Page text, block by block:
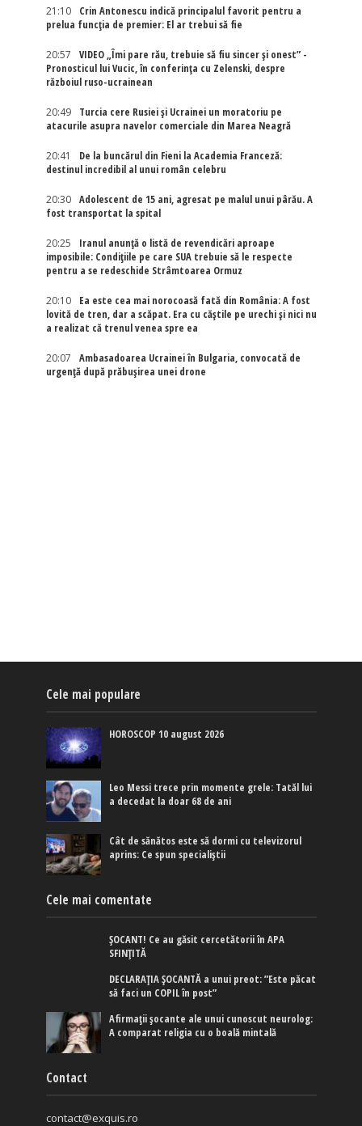
21:10
Crin Antonescu indică principalul favorit pentru a
prelua funcția de premier: El ar trebui să fie
20:57
VIDEO „Îmi pare rău, trebuie să fiu sincer și onest” -
Pronosticul lui Vucic, în conferința cu Zelenski, despre
războiul ruso-ucrainean
20:49
Turcia cere Rusiei și Ucrainei un moratoriu pe
atacurile asupra navelor comerciale din Marea Neagră
20:41
De la buncărul din Fieni la Academia Franceză:
destinul incredibil al unui român celebru
20:30
Adolescent de 15 ani, agresat pe malul unui pârău. A
fost transportat la spital
20:25
Iranul anunță o listă de revendicări aproape
imposibile: Condițiile pe care SUA trebuie să le respecte
pentru a se redeschide Strâmtoarea Ormuz
20:10
Ea este cea mai norocoasă fată din România: A fost
lovită de tren, dar a scăpat. Era cu căștile pe urechi și nici nu
a realizat că trenul venea spre ea
20:07
Ambasadoarea Ucrainei în Bulgaria, convocată de
urgență după prăbușirea unei drone
Cele mai populare
HOROSCOP 10 august 2026
Leo Messi trece prin momente grele: Tatăl lui
a decedat la doar 68 de ani
Cât de sănătos este să dormi cu televizorul
aprins: Ce spun specialiștii
Cele mai comentate
ȘOCANT! Ce au găsit cercetătorii în APA
SFINȚITĂ
DECLARAȚIA ȘOCANTĂ a unui preot: ”Este păcat
să faci un COPIL în post”
Afirmaţii şocante ale unui cunoscut neurolog:
A comparat religia cu o boală mintală
Contact
contact@exquis.ro